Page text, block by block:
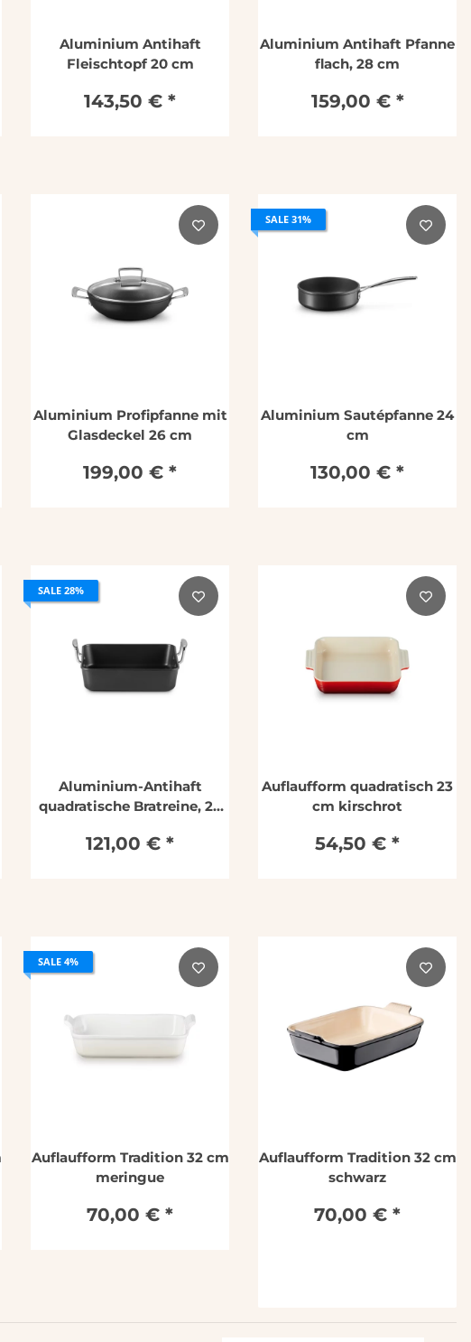
Aluminium Antihaft
Fleischtopf 20 cm
143,50 € *
Aluminium Antihaft Pfanne
flach, 28 cm
159,00 € *
Aluminium Profipfanne mit
Glasdeckel 26 cm
199,00 € *
SALE 31%
Aluminium Sautépfanne 24
cm
130,00 € *
SALE 28%
Aluminium-Antihaft
quadratische Bratreine, 26
121,00 € *
Auflaufform quadratisch 23
cm kirschrot
54,50 € *
SALE 4%
Auflaufform Tradition 32 cm
meringue
70,00 € *
Auflaufform Tradition 32 cm
schwarz
70,00 € *